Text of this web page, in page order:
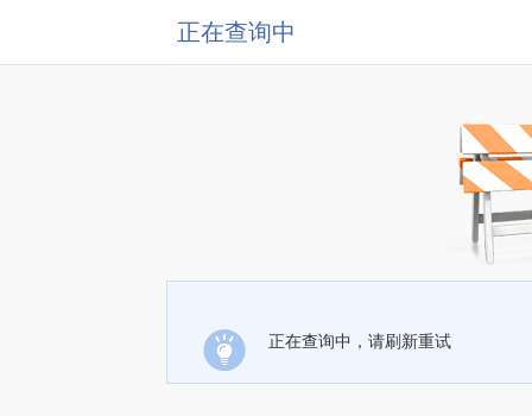
正在查询中
正在查询中，请刷新重试